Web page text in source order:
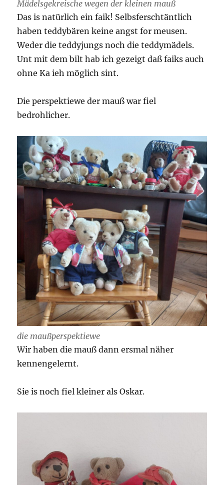
Mädelsgekreische wegen der kleinen mauß
Das is natürlich ein faik! Selbsferschtäntlich
haben teddybären keine angst for meusen.
Weder die teddyjungs noch die teddymädels.
Unt mit dem bilt hab ich gezeigt daß faiks auch
ohne Ka ieh möglich sint.
Die perspektiewe der mauß war fiel
bedrohlicher.
die maußperspektiewe
Wir haben die mauß dann ersmal näher
kennengelernt.
Sie is noch fiel kleiner als Oskar.